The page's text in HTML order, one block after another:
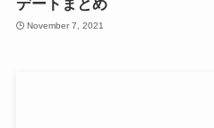
デートまとめ
November 7, 2021